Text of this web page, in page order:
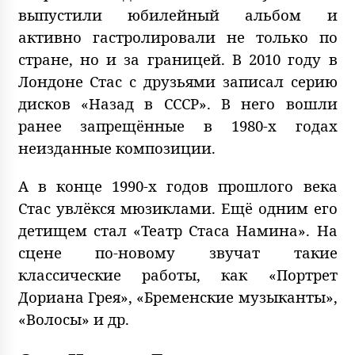
выпустили юбилейный альбом и
активно гастролировали не только по
стране, но и за границей. В 2010 году в
Лондоне Стас с друзьями записал серию
дисков «Назад в СССР». В него вошли
ранее запрещённые в 1980-х годах
неизданные композиции.
А в конце 1990-х годов прошлого века
Стас увлёкся мюзиклами. Ещё одним его
детищем стал «Театр Стаса Намина». На
сцене по-новому звучат такие
классические работы, как «Портрет
Дориана Грея», «Бременские музыканты»,
«Волосы» и др.